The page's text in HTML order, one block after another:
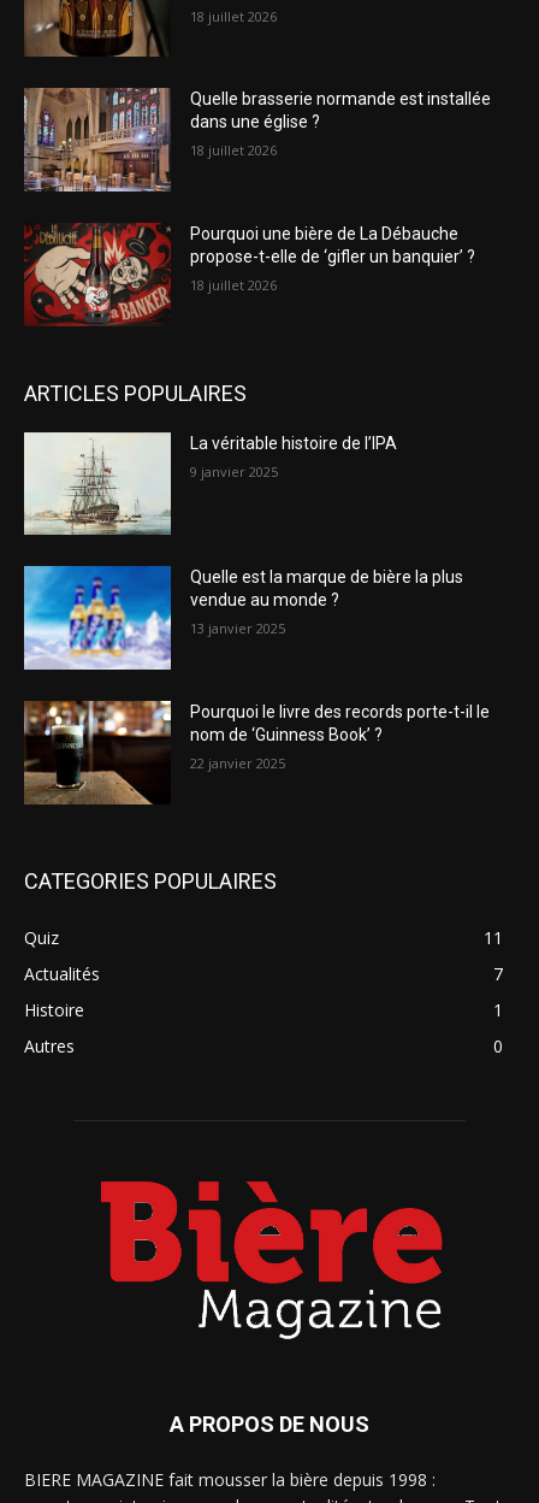
18 juillet 2026
Quelle brasserie normande est installée
dans une église ?
18 juillet 2026
Pourquoi une bière de La Débauche
propose-t-elle de ‘gifler un banquier’ ?
18 juillet 2026
ARTICLES POPULAIRES
La véritable histoire de l’IPA
9 janvier 2025
Quelle est la marque de bière la plus
vendue au monde ?
13 janvier 2025
Pourquoi le livre des records porte-t-il le
nom de ‘Guinness Book’ ?
22 janvier 2025
CATEGORIES POPULAIRES
Quiz
11
Actualités
7
Histoire
1
Autres
0
A PROPOS DE NOUS
BIERE MAGAZINE fait mousser la bière depuis 1998 :